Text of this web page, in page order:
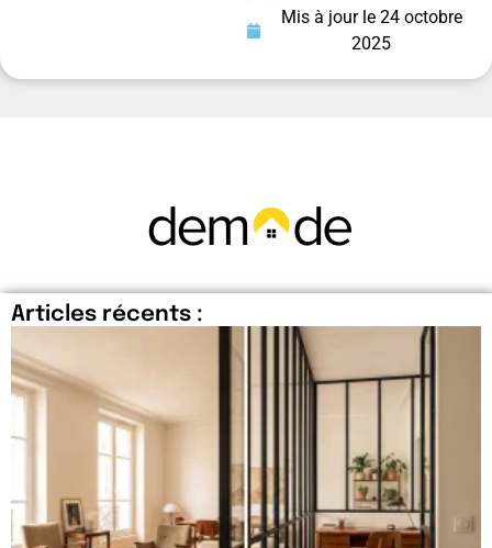
Mis à jour le 24 octobre
2025
Articles récents :